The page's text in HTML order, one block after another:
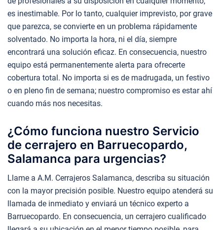
es inestimable. Por lo tanto, cualquier imprevisto, por grave
que parezca, se convierte en un problema rápidamente
solventado. No importa la hora, ni el día, siempre
encontrará una solución eficaz. En consecuencia, nuestro
equipo está permanentemente alerta para ofrecerte
cobertura total. No importa si es de madrugada, un festivo
o en pleno fin de semana; nuestro compromiso es estar ahí
cuando más nos necesitas.
¿Cómo funciona nuestro Servicio
de cerrajero en Barruecopardo,
Salamanca para urgencias?
Llame a A.M. Cerrajeros Salamanca, describa su situación
con la mayor precisión posible. Nuestro equipo atenderá su
llamada de inmediato y enviará un técnico experto a
Barruecopardo. En consecuencia, un cerrajero cualificado